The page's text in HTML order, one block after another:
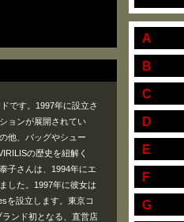
です。1997年に設立さ
ョンが展開されてい
他、バッグやシュー
の歴史を紐解く
子さんは、1994年にエ
した。1997年に彼女は
を設立します。東京コ
ンド初となる、直営店
A
B
C
D
E
F
G